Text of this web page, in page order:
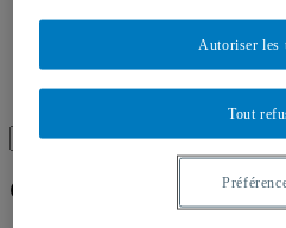
Search
Recherche placeholder
Search
for:
Galerie de l’UQAM
Tout
Autoriser les